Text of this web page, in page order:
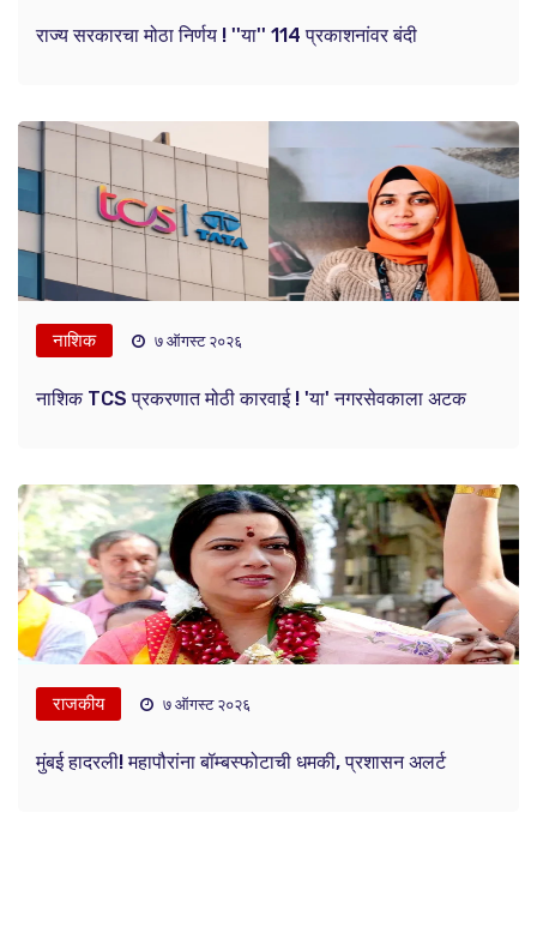
राज्य सरकारचा मोठा निर्णय ! ''या'' 114 प्रकाशनांवर बंदी
नाशिक ७ ऑगस्ट २०२६
नाशिक TCS प्रकरणात मोठी कारवाई ! 'या' नगरसेवकाला अटक
राजकीय ७ ऑगस्ट २०२६
मुंबई हादरली! महापौरांना बॉम्बस्फोटाची धमकी, प्रशासन अलर्ट